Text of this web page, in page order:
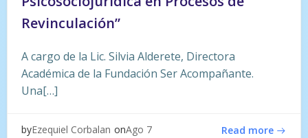
Revinculación”
A cargo de la Lic. Silvia Alderete, Directora
Académica de la Fundación Ser Acompañante.
Una[…]
byEzequiel Corbalan onAgo 7 Read more